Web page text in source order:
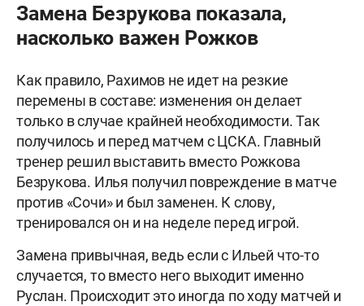
Замена Безрукова показала,
насколько важен Рожков
Как правило, Рахимов не идет на резкие
перемены в составе: изменения он делает
только в случае крайней необходимости. Так
получилось и перед матчем с ЦСКА. Главный
тренер решил выставить вместо Рожкова
Безрукова. Илья получил повреждение в матче
против «Сочи» и был заменен. К слову,
тренировался он и на неделе перед игрой.
Замена привычная, ведь если с Ильей что-то
случается, то вместо него выходит именно
Руслан. Происходит это иногда по ходу матчей и